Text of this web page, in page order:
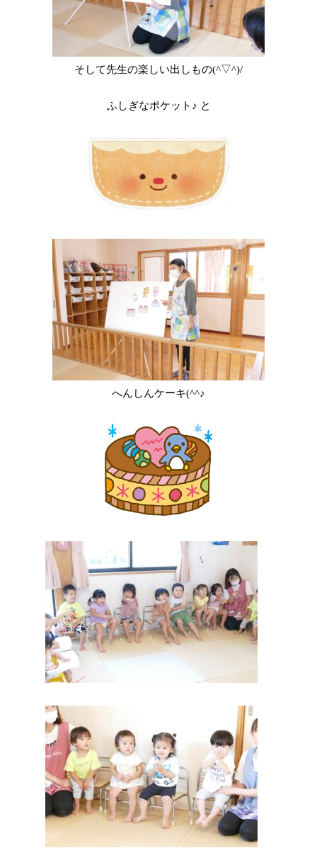
そして先生の楽しい出しもの(^▽^)/
ふしぎなポケット♪ と
へんしんケーキ(^^♪